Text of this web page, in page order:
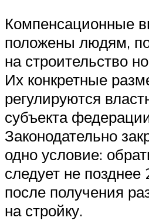
Компенсационные
положены людям,
на строительство
Их конкретные
регулируются
субъекта
Законодательно
одно условие:
следует не
после получения
на стройку.